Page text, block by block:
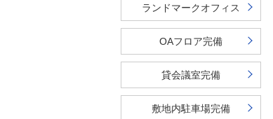
ランドマークオフィス
OAフロア完備
貸会議室完備
敷地内駐車場完備